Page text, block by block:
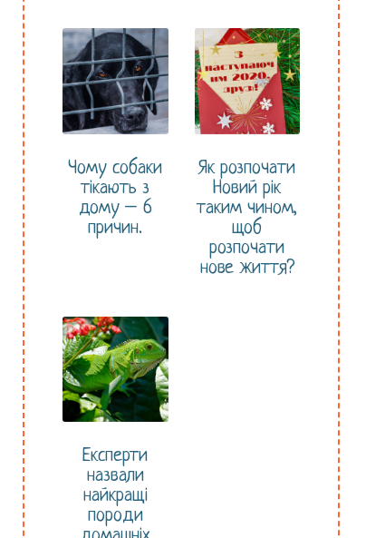
Чому собаки
тікають з
дому – 6
причин.
Як розпочати
Новий рік
таким чином,
щоб
розпочати
нове життя?
Експерти
назвали
найкращі
породи